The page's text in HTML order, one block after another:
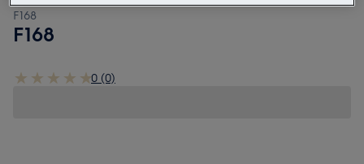
F168
F168
0 (0)